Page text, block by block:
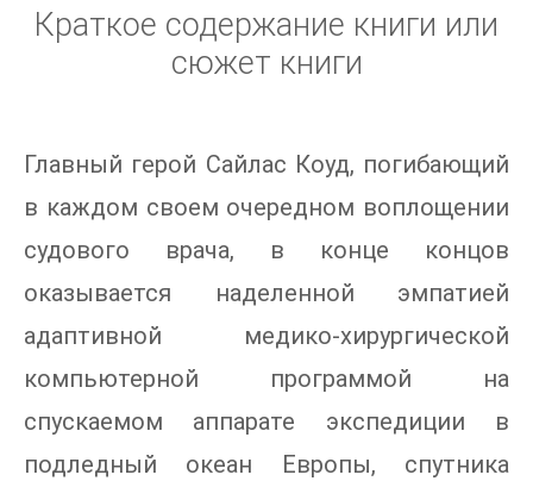
Краткое содержание книги или
сюжет книги
Главный герой Сайлас Коуд, погибающий
в каждом своем очередном воплощении
судового врача, в конце концов
оказывается наделенной эмпатией
адаптивной медико-хирургической
компьютерной программой на
спускаемом аппарате экспедиции в
подледный океан Европы, спутника